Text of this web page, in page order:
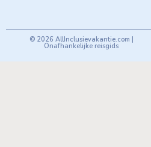
© 2026 AllInclusievakantie.com |
Onafhankelijke reisgids